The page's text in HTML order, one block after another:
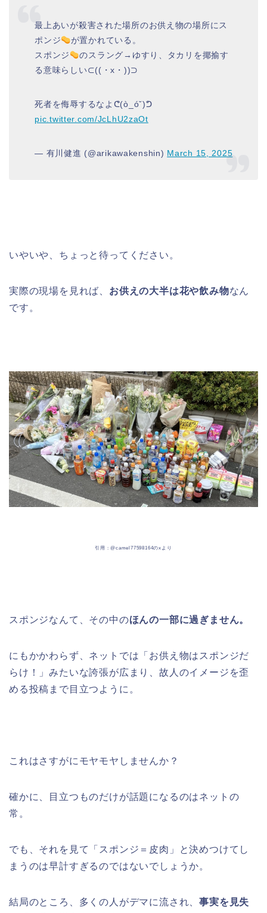
最上あいが殺害された場所のお供え物の場所にス
ポンジ
が置かれている。
スポンジ
のスラング→ゆすり、タカリを揶揄す
る意味らしい⊂((・x・))⊃
死者を侮辱するなよᕦ(ò_óˇ)ᕤ
pic.twitter.com/JcLhU2zaOt
— 有川健進 (@arikawakenshin) March 15, 2025
いやいや、ちょっと待ってください。
実際の現場を見れば、 お供えの大半は花や飲み物なん
です。
引用 : @camel77598164のxより
スポンジなんて、その中のほんの一部に過ぎません。
にもかかわらず、ネットでは「お供え物はスポンジだ
らけ！」みたいな誇張が広まり、故人のイメージを歪
める投稿まで目立つように。
これはさすがにモヤモヤしませんか？
確かに、目立つものだけが話題になるのはネットの
常。
でも、それを見て「スポンジ＝皮肉」と決めつけてし
まうのは早計すぎるのではないでしょうか。
結局のところ、多くの人がデマに流され、事実を見失